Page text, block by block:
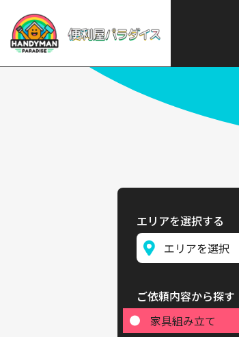
エリアを選択する
ご依頼内容から探す
家具組み立て